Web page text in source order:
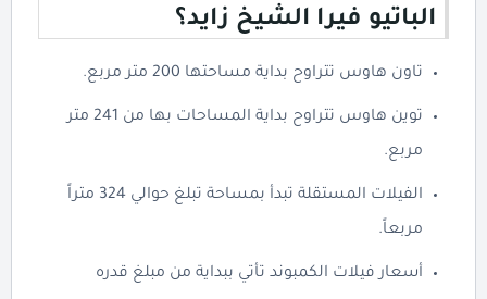
الباتيو فيرا الشيخ زايد؟
تاون هاوس تتراوح بداية مساحتها 200 متر مربع.
توين هاوس تتراوح بداية المساحات بها من 241 متر
مربع.
الفيلات المستقلة تبدأ بمساحة تبلغ حوالي 324 متراً
مربعاً.
أسعار فيلات الكمبوند تأتي ببداية من مبلغ قدره